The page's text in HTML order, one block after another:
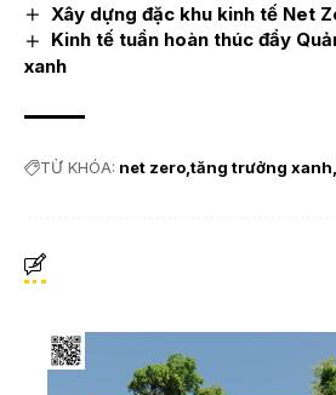
Xây dựng đặc khu kinh tế Net
Kinh tế tuần hoàn thúc đẩy
xanh
TỪ KHÓA: net zero tăng trưởng xanh